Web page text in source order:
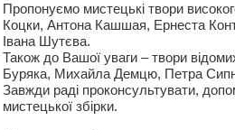
Пропонуємо мистецькі твори
Коцки, Антона Кашшая, Ернеста
Івана Шутєва.
Також до Вашої уваги – твори
Буряка, Михайла Демцю, Петра
Завжди раді проконсультувати,
мистецької збірки.